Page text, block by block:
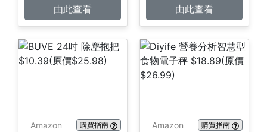
由此查看
由此查看
Amazon 購買指南 Amazon 購買指南